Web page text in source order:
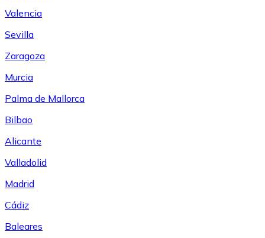
Valencia
Sevilla
Zaragoza
Murcia
Palma de Mallorca
Bilbao
Alicante
Valladolid
Madrid
Cádiz
Baleares